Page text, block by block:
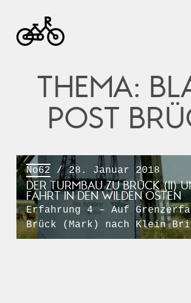
THEMA:
POST
No62 / 28. Januar 2018
DER TURMBAU ZU BRÜCK (II)
FAHRT IN DEN WILDEN OSTEN
Erfahrung 4 – Auf
Brück (Mark) nach Klein